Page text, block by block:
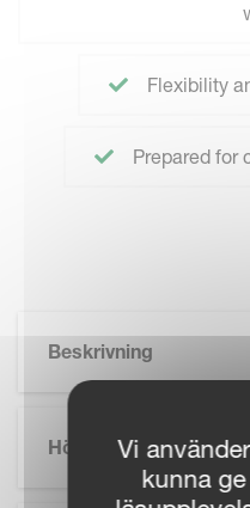
Flexibility
Prepared for
Beskrivning
Höjdpunkter
Vi
kunna